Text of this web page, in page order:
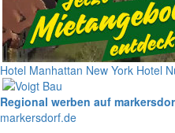
Hotel Manhattan New York Hotel
Regional werben auf
markersdorf.de